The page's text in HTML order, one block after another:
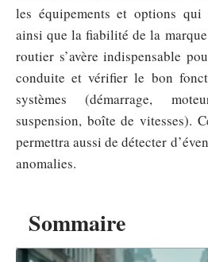
Sommaire
les équipements et options qui
ainsi que la fiabilité de la
routier s’avère indispensable
conduite et vérifier le bon
systèmes (démarrage,
suspension, boîte de vitesses).
permettra aussi de détecter
anomalies.